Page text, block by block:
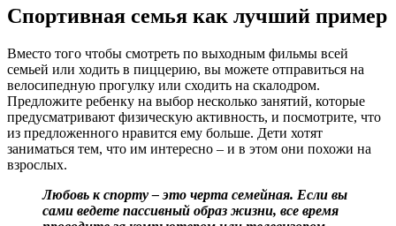
Спортивная семья как лучший пример
Вместо того чтобы смотреть по выходным фильмы всей
семьей или ходить в пиццерию, вы можете отправиться на
велосипедную прогулку или сходить на скалодром.
Предложите ребенку на выбор несколько занятий, которые
предусматривают физическую активность, и посмотрите, что
из предложенного нравится ему больше. Дети хотят
заниматься тем, что им интересно – и в этом они похожи на
взрослых.
Любовь к спорту – это черта семейная. Если вы
сами ведете пассивный образ жизни, все время